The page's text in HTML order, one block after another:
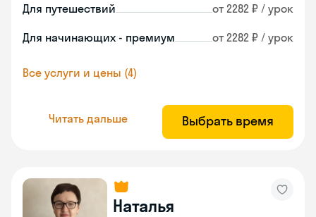
Для путешествий от 2282 ₽ / урок
Для начинающих - премиум от 2282 ₽ / урок
Все услуги и цены (4)
Читать дальше Выбрать время
Наталья